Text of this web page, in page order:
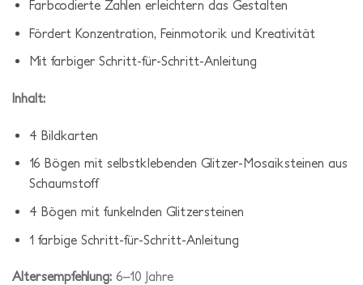
Farbcodierte Zahlen erleichtern das Gestalten
Fördert Konzentration, Feinmotorik und Kreativität
Mit farbiger Schritt-für-Schritt-Anleitung
Inhalt:
4 Bildkarten
16 Bögen mit selbstklebenden Glitzer-Mosaiksteinen aus
Schaumstoff
4 Bögen mit funkelnden Glitzersteinen
1 farbige Schritt-für-Schritt-Anleitung
Altersempfehlung: 6–10 Jahre